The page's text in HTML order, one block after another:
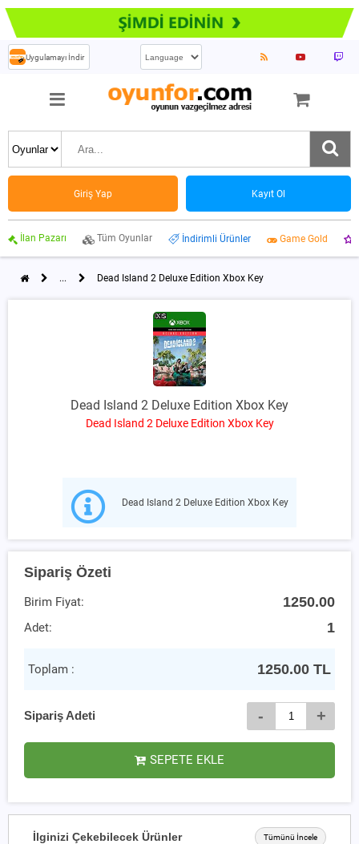
Uygulamayı İndir
Giriş Yap Kayıt Ol
İlan Pazarı Tüm Oyunlar İndirimli Ürünler Game Gold
... Dead Island 2 Deluxe Edition Xbox Key
Dead Island 2 Deluxe Edition Xbox Key
Dead Island 2 Deluxe Edition Xbox Key
Dead Island 2 Deluxe Edition Xbox Key
Sipariş Özeti
Birim Fiyat: 1250.00
Adet: 1
Toplam : 1250.00 TL
Sipariş Adeti - +
SEPETE EKLE
İlginizi Çekebilecek Ürünler Tümünü İncele